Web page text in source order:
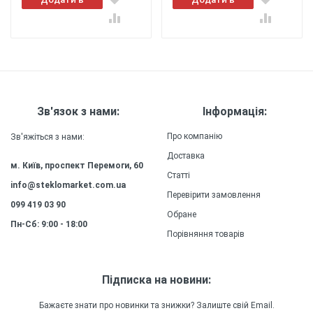
Легкість
: Чохол
виготовлений з легкого матеріалу, який не
довговічність, зберігаючи зовнішній вигляд та
кошик
кошик
Зв'язок з нами:
Зв'яжіться з нами:
м. Київ, проспект Перемоги, 60
info@steklomarket.com.ua
099 419 03 90
Пн-Сб: 9:00 - 18:00
Інформація:
Про компанію
Доставка
Статті
Перевірити замовлення
Обране
Порівняння товарів
Підписка на новини:
Бажаєте знати про новинки та знижки? Залиште свій Email.